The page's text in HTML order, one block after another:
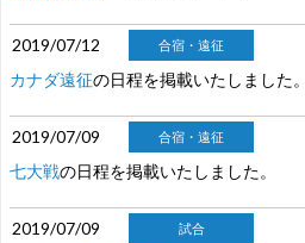
2019/07/12 合宿・遠征
カナダ遠征の日程を掲載いたしました。
2019/07/09 合宿・遠征
七大戦の日程を掲載いたしました。
2019/07/09 試合